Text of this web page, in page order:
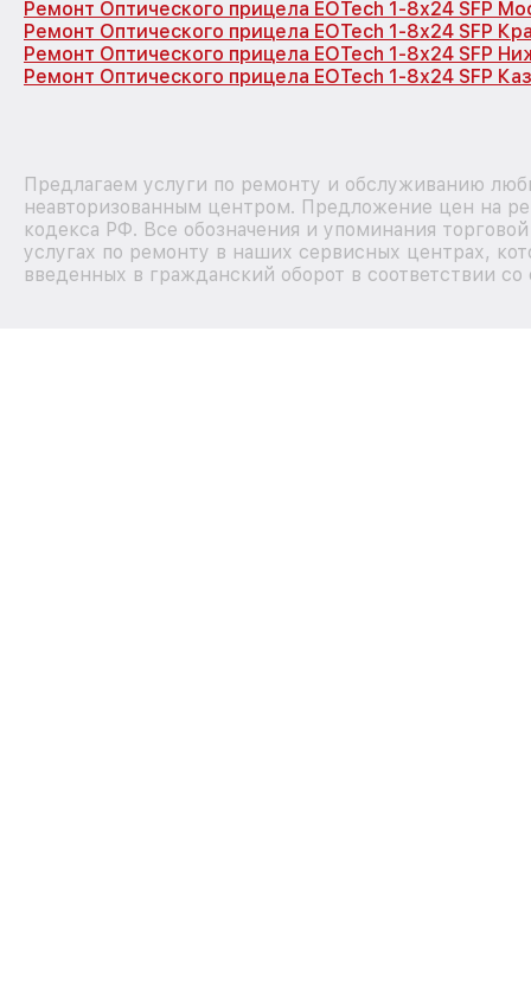
Ремонт Оптического прицела EOTech 1-8x24 SFP
Ремонт Оптического прицела EOTech 1-8x24 SFP
Ремонт Оптического прицела EOTech 1-8x24 SFP
Ремонт Оптического прицела EOTech 1-8x24 SFP
Предлагаем услуги по ремонту и обслуживанию
неавторизованным центром. Предложение цен на
кодекса РФ. Все обозначения и упоминания
услугах по ремонту в наших сервисных центрах,
введенных в гражданский оборот в соответствии